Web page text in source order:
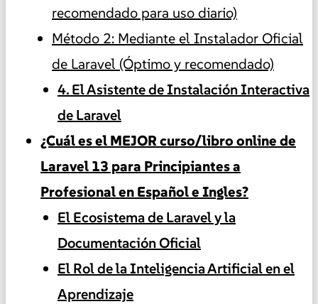
recomendado para uso diario)
Método 2: Mediante el Instalador Oficial
de Laravel (Óptimo y recomendado)
4. El Asistente de Instalación Interactiva
de Laravel
¿Cuál es el MEJOR curso/libro online de
Laravel 13 para Principiantes a
Profesional en Español e Ingles?
El Ecosistema de Laravel y la
Documentación Oficial
El Rol de la Inteligencia Artificial en el
Aprendizaje